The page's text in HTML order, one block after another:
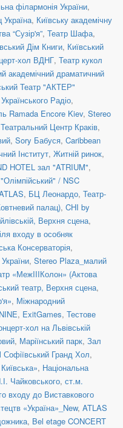
філармонія України,
Україна, Київську академічну
“Сузір'я”, Театр Шафа,
Дім Книги, Київський
хол ВДНГ, Театр кукол
академічний драматичний
Театр "АКТЕР"
Радіо,
Ramada Encore Kiev, Stereo
Центр Краків,
, Sory Бабуся, Caribbean
Інститут, Житній ринок,
HOTEL зал "ATRIUM",
/ NSC
, БЦ Леонардо, Театр-
палац), CHI by
Верхня сцена,
входу в особняк
Консерваторія,
, Stereo Plaza_малий
«МежIIIКолон» (Актова
театр, Верхня сцена,
, Міжнародний
, ExitGames, Тестове
хол на Львівській
, Маріїнський парк, Зал
Гранд Хол,
, Національна
Чайковського, ст.м.
входу до Виставкового
«Україна»_New, ATLAS
, Bel etage CONCERT